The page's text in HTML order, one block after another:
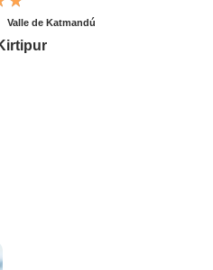
Valle de Katmandú